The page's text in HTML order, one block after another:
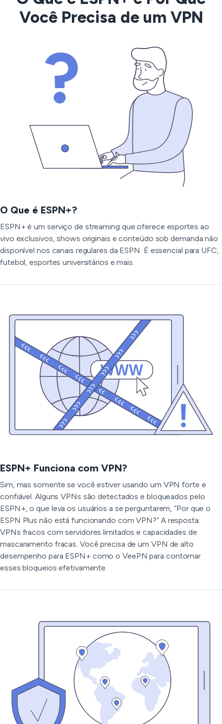
Você Precisa de um VPN
O Que é ESPN+?
ESPN+ é um serviço de streaming que oferece esportes ao
vivo exclusivos, shows originais e conteúdo sob demanda não
disponível nos canais regulares da ESPN. É essencial para UFC,
futebol, esportes universitários e mais.
ESPN+ Funciona com VPN?
Sim, mas somente se você estiver usando um VPN forte e
confiável. Alguns VPNs são detectados e bloqueados pelo
ESPN+, o que leva os usuários a se perguntarem, “Por que o
ESPN Plus não está funcionando com VPN?” A resposta:
VPNs fracos com servidores limitados e capacidades de
mascaramento fracas. Você precisa de um VPN de alto
desempenho para ESPN+ como o VeePN para contornar
esses bloqueios efetivamente.